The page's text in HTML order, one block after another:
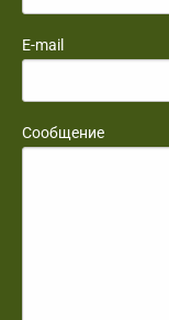
E-mail
Сообщение